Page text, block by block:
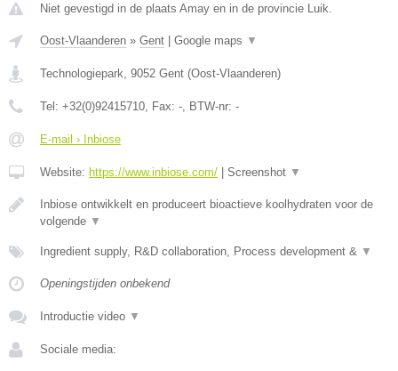
Niet gevestigd in de plaats Amay en in de provincie Luik.
Oost-Vlaanderen » Gent | Google maps ▼
Technologiepark 9052 Gent (Oost-Vlaanderen)
Tel: +32(0)92415710 , Fax: - , BTW-nr: -
E-mail › Inbiose
Website: https://www.inbiose.com/ | Screenshot ▼
Inbiose ontwikkelt en produceert bioactieve koolhydraten voor de
volgende ▼
Ingredient supply, R&D collaboration, Process development & ▼
Openingstijden onbekend
Introductie video ▼
Sociale media: